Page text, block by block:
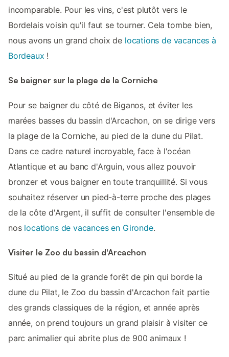
incomparable. Pour les vins, c'est plutôt vers le
Bordelais voisin qu'il faut se tourner. Cela tombe bien,
nous avons un grand choix de locations de vacances à
Bordeaux !
Se baigner sur la plage de la Corniche
Pour se baigner du côté de Biganos, et éviter les
marées basses du bassin d'Arcachon, on se dirige vers
la plage de la Corniche, au pied de la dune du Pilat.
Dans ce cadre naturel incroyable, face à l'océan
Atlantique et au banc d'Arguin, vous allez pouvoir
bronzer et vous baigner en toute tranquillité. Si vous
souhaitez réserver un pied-à-terre proche des plages
de la côte d'Argent, il suffit de consulter l'ensemble de
nos locations de vacances en Gironde.
Visiter le Zoo du bassin d'Arcachon
Situé au pied de la grande forêt de pin qui borde la
dune du Pilat, le Zoo du bassin d'Arcachon fait partie
des grands classiques de la région, et année après
année, on prend toujours un grand plaisir à visiter ce
parc animalier qui abrite plus de 900 animaux !